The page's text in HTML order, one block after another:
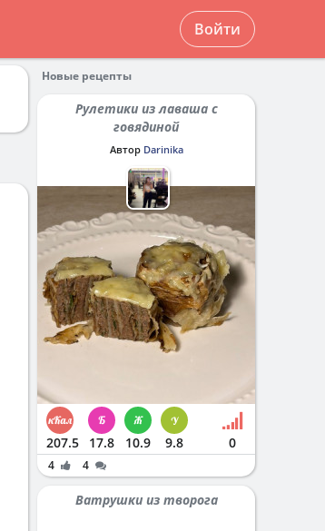
Войти
Новые рецепты
Рулетики из лаваша с
говядиной
Автор Darinika
207.5 17.8 10.9 9.8 0
4 4
Ватрушки из творога